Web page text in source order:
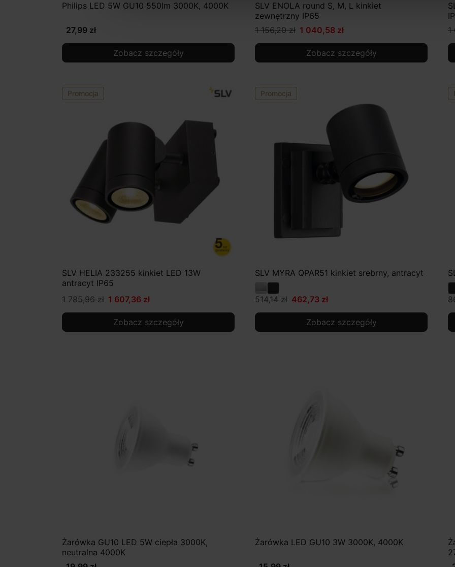
Philips LED 5W GU10 550lm 3000K, 4000K
27,99 zł
Zobacz szczegóły
SLV ENOLA round S, M, L kinkiet
zewnętrzny IP65
1 156,20 zł 1 040,58 zł
Zobacz szczegóły
1
Promocja
SLV HELIA 233255 kinkiet LED 13W
antracyt IP65
1 785,96 zł 1 607,36 zł
Zobacz szczegóły
Promocja
SLV MYRA QPAR51 kinkiet srebrny, antracyt
514,14 zł 462,73 zł
Zobacz szczegóły
Żarówka GU10 LED 5W ciepła 3000K,
neutralna 4000K
Żarówka LED GU10 3W 3000K, 4000K